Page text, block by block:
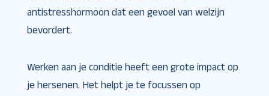
antistresshormoon dat een gevoel van welzijn
bevordert.
Werken aan je conditie heeft een grote impact op
je hersenen. Het helpt je te focussen op